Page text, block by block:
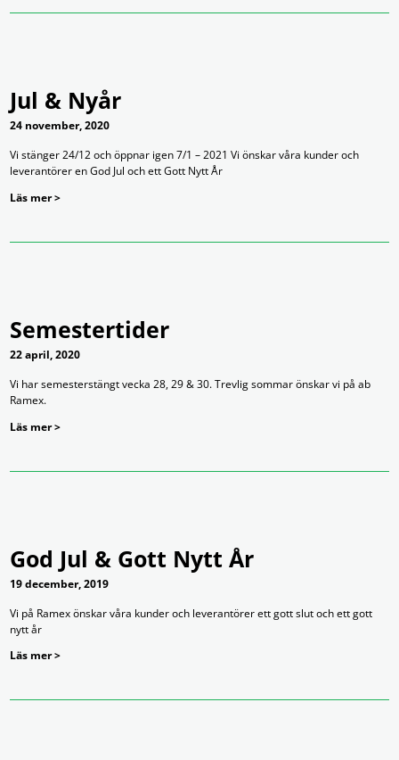
Jul & Nyår
24 november, 2020
Vi stänger 24/12 och öppnar igen 7/1 – 2021 Vi önskar våra kunder och
leverantörer en God Jul och ett Gott Nytt År
Läs mer >
Semestertider
22 april, 2020
Vi har semesterstängt vecka 28, 29 & 30. Trevlig sommar önskar vi på ab
Ramex.
Läs mer >
God Jul & Gott Nytt År
19 december, 2019
Vi på Ramex önskar våra kunder och leverantörer ett gott slut och ett gott
nytt år
Läs mer >